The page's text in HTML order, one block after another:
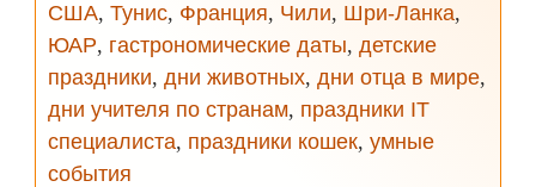
США, Тунис, Франция, Чили, Шри-Ланка,
ЮАР, гастрономические даты, детские
праздники, дни животных, дни отца в мире,
дни учителя по странам, праздники IT
специалиста, праздники кошек, умные
события